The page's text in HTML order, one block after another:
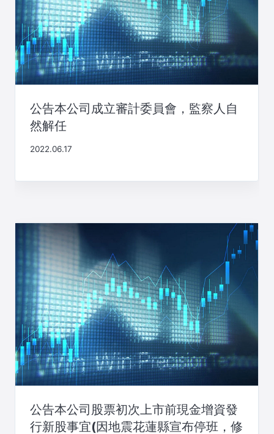
公告本公司成立審計委員會，監察人自
然解任
2022.06.17
公告本公司股票初次上市前現金增資發
行新股事宜(因地震花蓮縣宣布停班，修